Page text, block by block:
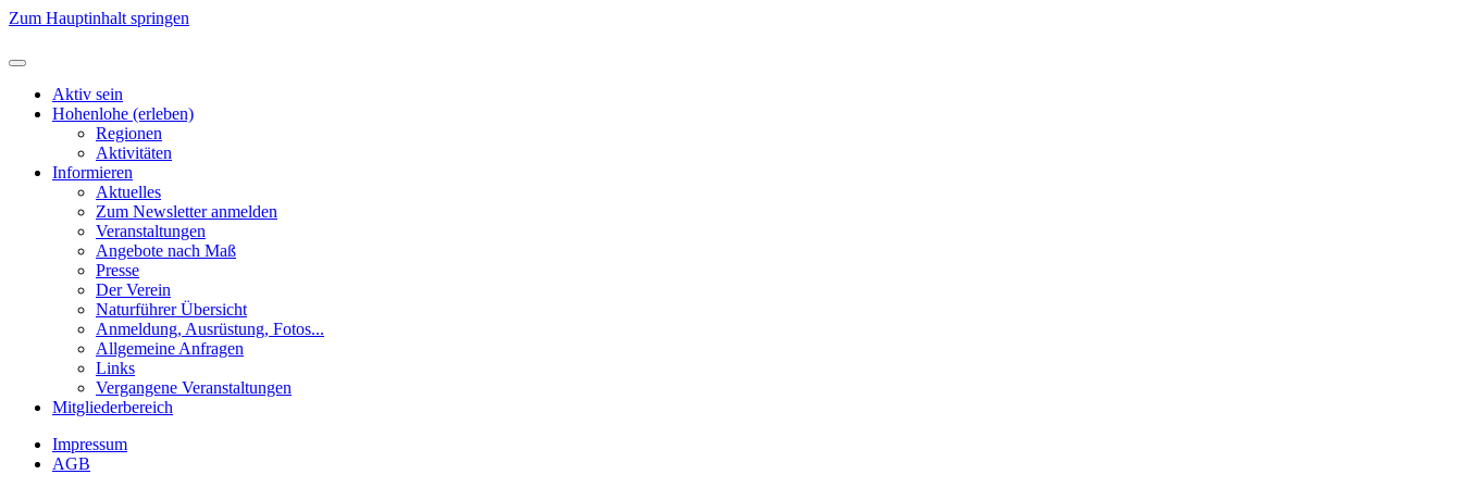
Zum Hauptinhalt springen
Aktiv sein
Hohenlohe (erleben)
Regionen
Aktivitäten
Informieren
Aktuelles
Zum Newsletter anmelden
Veranstaltungen
Angebote nach Maß
Presse
Der Verein
Naturführer Übersicht
Anmeldung, Ausrüstung, Fotos...
Allgemeine Anfragen
Links
Vergangene Veranstaltungen
Mitgliederbereich
Impressum
AGB